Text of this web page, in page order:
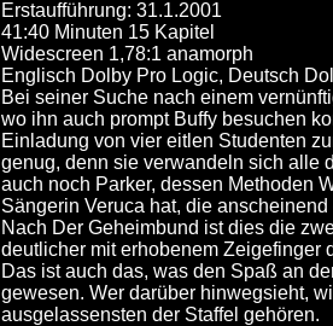
Erstaufführung: 31.1.2001
41:40 Minuten 15 Kapitel
Widescreen 1,78:1 anamorph
Englisch Dolby Pro Logic, Deutsch
Bei seiner Suche nach einem
wo ihn auch prompt Buffy besuchen
Einladung von vier eitlen Studenten
genug, denn sie verwandeln sich alle
auch noch Parker, dessen Methoden
Sängerin Veruca hat, die
Nach Der Geheimbund ist dies die
deutlicher mit erhobenem Zeigefinger
Das ist auch das, was den Spaß an
gewesen. Wer darüber hinwegsieht,
ausgelassensten der Staffel gehören.